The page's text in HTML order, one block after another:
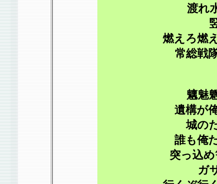
渡れ
燃えろ燃
常総戦
魑魅
遺構が
城の
誰も俺
突っ込
ガ